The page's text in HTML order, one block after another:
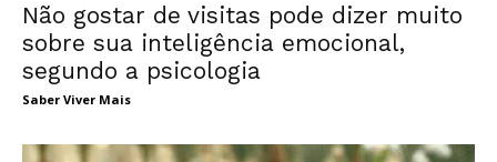
Não gostar de visitas pode dizer muito
sobre sua inteligência emocional,
segundo a psicologia
Saber Viver Mais